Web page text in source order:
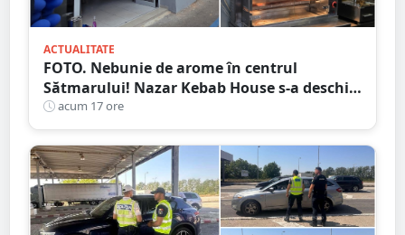
ACTUALITATE
FOTO. Nebunie de arome în centrul
Sătmarului! Nazar Kebab House s-a deschis
cu șaorma la 20 de lei, azi și mâine
acum 17 ore